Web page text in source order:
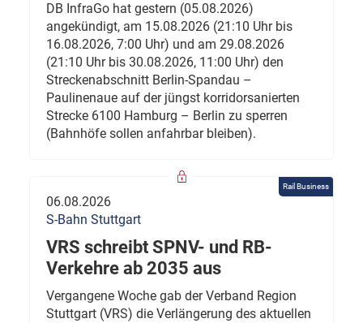
DB InfraGo hat gestern (05.08.2026)
angekündigt, am 15.08.2026 (21:10 Uhr bis
16.08.2026, 7:00 Uhr) und am 29.08.2026
(21:10 Uhr bis 30.08.2026, 11:00 Uhr) den
Streckenabschnitt Berlin-Spandau –
Paulinenaue auf der jüngst korridorsanierten
Strecke 6100 Hamburg – Berlin zu sperren
(Bahnhöfe sollen anfahrbar bleiben).
Rail Business
06.08.2026
S-Bahn Stuttgart
VRS schreibt SPNV- und RB-
Verkehre ab 2035 aus
Vergangene Woche gab der Verband Region
Stuttgart (VRS) die Verlängerung des aktuellen